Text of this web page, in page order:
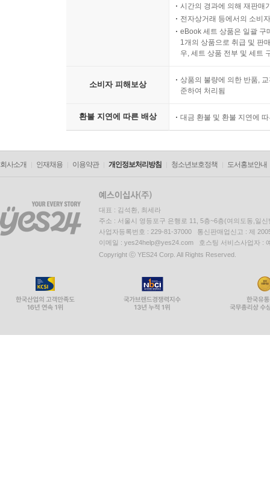
시간의 경과에 의해 재판매
전자상거래 등에서의 소비
eBook 세트 상품은 일괄 구
1개의 상품으로 취급 및 판
우, 세트 상품 전부 및 세트
소비자 피해보상
상품의 불량에 의한 반품,
준하여 처리됨
환불 지연에 따른 배상 대금 환불 및 환불 지연에
회사소개 인재채용 이용약관 개인정보처리방침 청소년보호정책 도서홍보안내
대표 : 김석환, 최세라
주소 : 서울시 영등포구 은행로 11, 5층~6층(여의도동,일신
사업자등록번호 : 229-81-37000 통신판매업신고 : 제
이메일 : yes24help@yes24.com 호스팅 서비스사업자 :
Copyright ⓒ YES24 Corp. All Rights Reserved.